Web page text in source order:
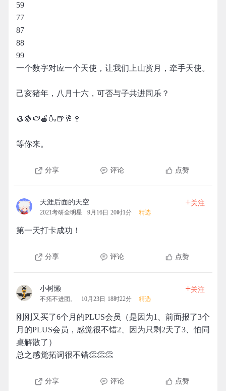
59
77
87
88
99
一个数字对应一个天使，让我们上山赏月，牵手天使。
己亥猪年，八月十六，可否与子共进同乐？
🥮🍇🍉🍎🍶🍺🥂🍷
等你来。
分享 评论 点赞
天涯后面的天空
2021考研全明星 9月16日 20时1分 精选
+关注
第一天打卡成功！
分享 评论 点赞
小树懒
不拓不进团。 10月23日 18时22分 精选
+关注
刚刚又买了6个月的PLUS会员（是因为1、前面报了3个
月的PLUS会员，感觉很不错2、因为只剩2天了3、怕同
桌解散了）
总之感觉拓词很不错👏👏👏
分享 评论 点赞